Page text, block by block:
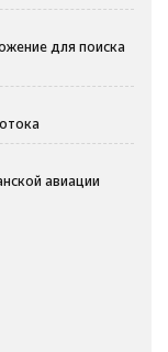
для поиска
авиации